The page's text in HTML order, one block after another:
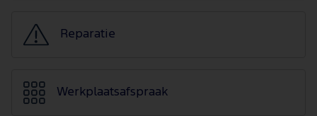
Reparatie
Werkplaatsafspraak